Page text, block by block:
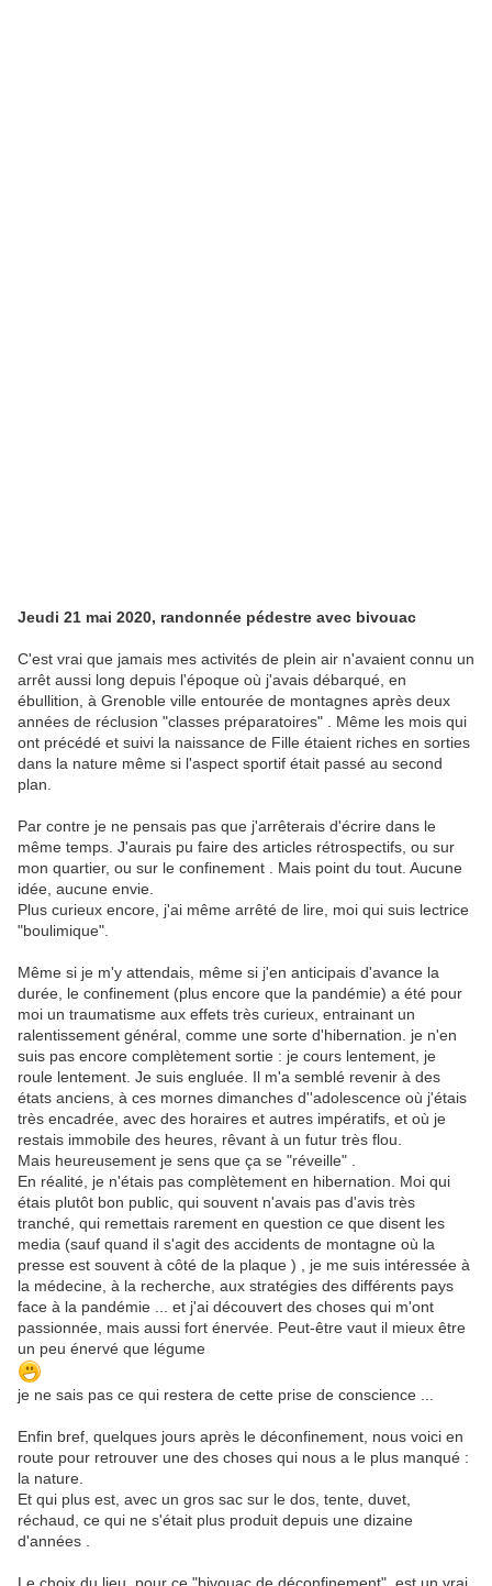
Jeudi 21 mai 2020, randonnée pédestre avec bivouac
C'est vrai que jamais mes activités de plein air n'avaient connu un
arrêt aussi long depuis l'époque où j'avais débarqué, en
ébullition, à Grenoble ville entourée de montagnes après deux
années de réclusion "classes préparatoires" . Même les mois qui
ont précédé et suivi la naissance de Fille étaient riches en sorties
dans la nature même si l'aspect sportif était passé au second
plan.
Par contre je ne pensais pas que j'arrêterais d'écrire dans le
même temps. J'aurais pu faire des articles rétrospectifs, ou sur
mon quartier, ou sur le confinement . Mais point du tout. Aucune
idée, aucune envie.
Plus curieux encore, j'ai même arrêté de lire, moi qui suis lectrice
"boulimique".
Même si je m'y attendais, même si j'en anticipais d'avance la
durée, le confinement (plus encore que la pandémie) a été pour
moi un traumatisme aux effets très curieux, entrainant un
ralentissement général, comme une sorte d'hibernation. je n'en
suis pas encore complètement sortie : je cours lentement, je
roule lentement. Je suis engluée. Il m'a semblé revenir à des
états anciens, à ces mornes dimanches d''adolescence où j'étais
très encadrée, avec des horaires et autres impératifs, et où je
restais immobile des heures, rêvant à un futur très flou.
Mais heureusement je sens que ça se "réveille" .
En réalité, je n'étais pas complètement en hibernation. Moi qui
étais plutôt bon public, qui souvent n'avais pas d'avis très
tranché, qui remettais rarement en question ce que disent les
media (sauf quand il s'agit des accidents de montagne où la
presse est souvent à côté de la plaque ) , je me suis intéressée à
la médecine, à la recherche, aux stratégies des différents pays
face à la pandémie ... et j'ai découvert des choses qui m'ont
passionnée, mais aussi fort énervée. Peut-être vaut il mieux être
un peu énervé que légume
je ne sais pas ce qui restera de cette prise de conscience ...
Enfin bref, quelques jours après le déconfinement, nous voici en
route pour retrouver une des choses qui nous a le plus manqué :
la nature.
Et qui plus est, avec un gros sac sur le dos, tente, duvet,
réchaud, ce qui ne s'était plus produit depuis une dizaine
d'années .